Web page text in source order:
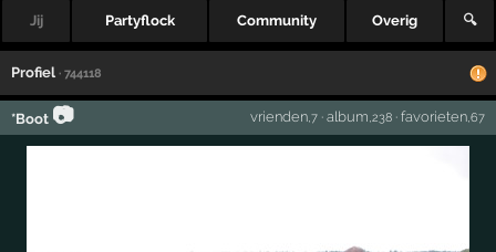
Jij Partyflock Community Overig 🔍
Profiel · 744118
*Boot 📷 vrienden,7· album ,238· favorieten,67